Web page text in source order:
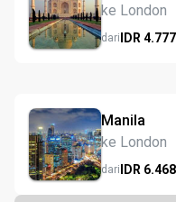
ke London
dariIDR
Manila
ke London
dariIDR